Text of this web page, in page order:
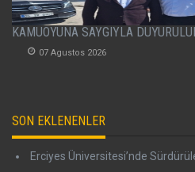
KAMUOYUNA SAYGIYLA
07 Agustos 2026
SON EKLENENLER
Erciyes Üniversitesi’nde